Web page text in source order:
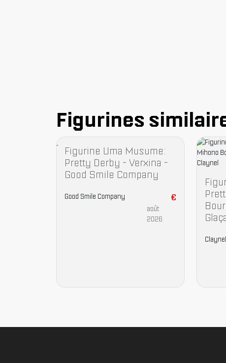
Figurines
Figurine Uma Musume:
Pretty Derby - Verxina -
Good Smile Company
Good Smile Company €
août
2026
Claynel